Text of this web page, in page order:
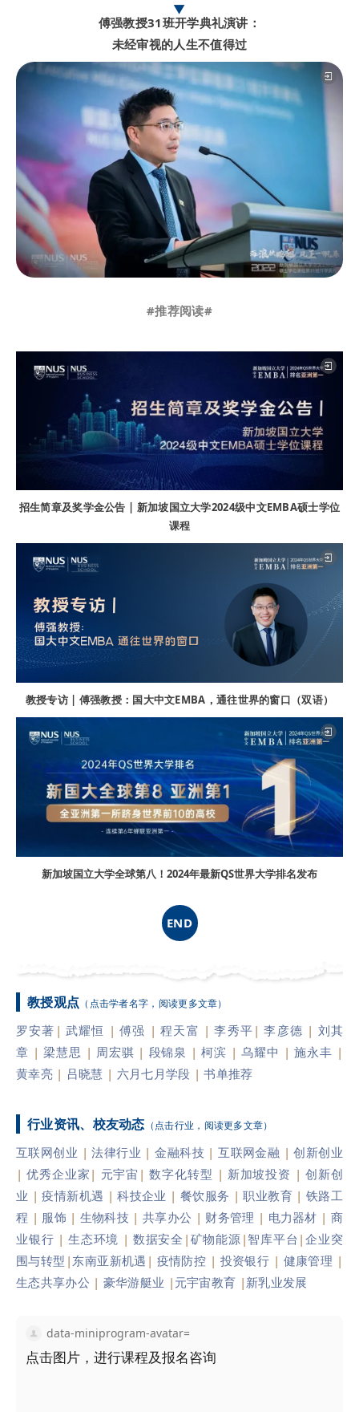
▼
傅强教授31班开学典礼演讲：
未经审视的人生不值得过
#推荐阅读#
招生简章及奖学金公告 | 新加坡国立大学2024级中文EMBA硕士学位
课程
教授专访 | 傅强教授：国大中文EMBA，通往世界的窗口（双语）
新加坡国立大学全球第八！2024年最新QS世界大学排名发布
END
教授观点 （点击学者名字，阅读更多文章）
罗安著 | 武耀恒 |傅强 |程天富 |李秀平 |李彦德 | 刘其
章 | 梁慧思 | 周宏骐 | 段锦泉 |柯滨 |乌耀中 |施永丰 |
黄幸亮 | 吕晓慧 | 六月七月学段 |书单推荐
行业资讯、校友动态 （点击行业，阅读更多文章）
互联网创业 |法律行业 |金融科技 |互联网金融 |创新创业
|优秀企业家 | 元宇宙 |数字化转型 | 新加坡投资 |创新创
业 |疫情新机遇 |科技企业 | 餐饮服务 |职业教育| 铁路工
程 | 服饰 | 生物科技 |共享办公 | 财务管理 | 电力器材 | 商
业银行 |生态环境 | 数据安全 | 矿物能源 | 智库平台 | 企业突
围与转型 | 东南亚新机遇 | 疫情防控 | 投资银行 | 健康管理 |
生态共享办公 | 豪华游艇业 | 元宇宙教育 | 新乳业发展